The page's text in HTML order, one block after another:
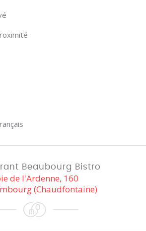
Beaubourg Bistro
de l'Ardenne, 160
(Chaudfontaine)